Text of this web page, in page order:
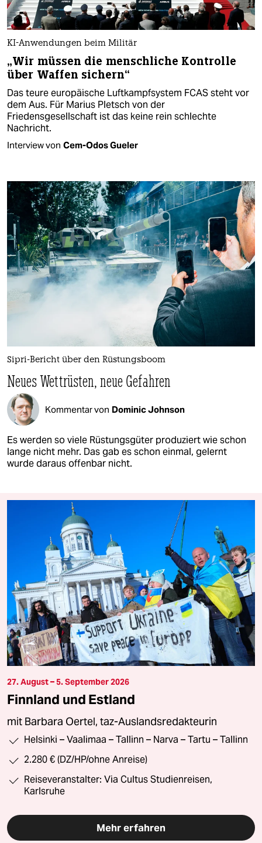
KI-Anwendungen beim Militär
„Wir müssen die menschliche Kontrolle
über Waffen sichern“
Das teure europäische Luftkampfsystem FCAS steht vor
dem Aus. Für Marius Pletsch von der
Friedensgesellschaft ist das keine rein schlechte
Nachricht.
Interview von Cem-Odos Gueler
Sipri-Bericht über den Rüstungsboom
Neues Wettrüsten, neue Gefahren
Kommentar von Dominic Johnson
Es werden so viele Rüstungsgüter produziert wie schon
lange nicht mehr. Das gab es schon einmal, gelernt
wurde daraus offenbar nicht.
27. August – 5. September 2026
Finnland und Estland
mit Barbara Oertel, taz-Auslandsredakteurin
Helsinki – Vaalimaa – Tallinn – Narva – Tartu – Tallinn
2.280 € (DZ/HP/ohne Anreise)
Reiseveranstalter: Via Cultus Studienreisen,
Karlsruhe
Mehr erfahren